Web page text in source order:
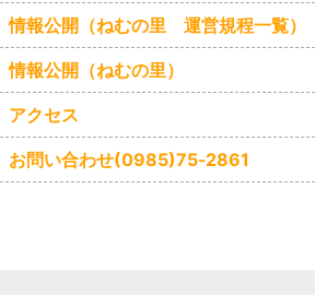
情報公開（ねむの里 運営規程一覧）
情報公開（ねむの里）
アクセス
お問い合わせ(0985)75‐2861